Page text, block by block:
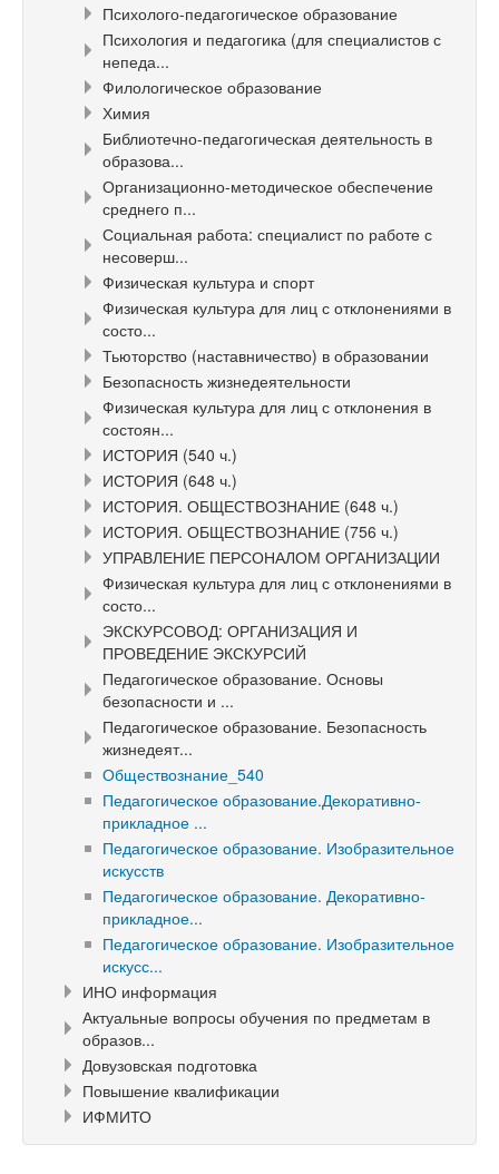
Психолого-педагогическое образование
Психология и педагогика (для специалистов с
непеда...
Филологическое образование
Химия
Библиотечно-педагогическая деятельность в
образова...
Организационно-методическое обеспечение
среднего п...
Социальная работа: специалист по работе с
несоверш...
Физическая культура и спорт
Физическая культура для лиц с отклонениями в
состо...
Тьюторство (наставничество) в образовании
Безопасность жизнедеятельности
Физическая культура для лиц с отклонения в
состоян...
ИСТОРИЯ (540 ч.)
ИСТОРИЯ (648 ч.)
ИСТОРИЯ. ОБЩЕСТВОЗНАНИЕ (648 ч.)
ИСТОРИЯ. ОБЩЕСТВОЗНАНИЕ (756 ч.)
УПРАВЛЕНИЕ ПЕРСОНАЛОМ ОРГАНИЗАЦИИ
Физическая культура для лиц с отклонениями в
состо...
ЭКСКУРСОВОД: ОРГАНИЗАЦИЯ И
ПРОВЕДЕНИЕ ЭКСКУРСИЙ
Педагогическое образование. Основы
безопасности и ...
Педагогическое образование. Безопасность
жизнедеят...
Обществознание_540
Педагогическое образование.Декоративно-
прикладное ...
Педагогическое образование. Изобразительное
искусств
Педагогическое образование. Декоративно-
прикладное...
Педагогическое образование. Изобразительное
искусс...
ИНО информация
Актуальные вопросы обучения по предметам в
образов...
Довузовская подготовка
Повышение квалификации
ИФМИТО